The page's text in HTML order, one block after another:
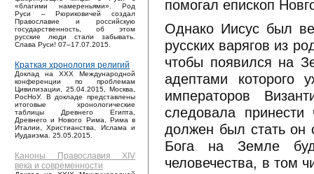
«благими намереньями». Род
Руси – Рюриковичей создал
Православие и российскую
государственность, об этом
русские люди стали забывать.
Слава Руси! 07–17.07.2015.
Краткая хронология религий
Доклад на XXX Международной
конференции по проблемам
Цивилизации, 25.04.2015, Москва,
РосНоУ. В докладе представлены
итоговые хронологические
таблицы Древнего Египта,
Древнего и Нового Рима, Рима в
Италии, Христианства, Ислама и
Иудаизма. 25.05.2015.
Каноны Православия XIV
века и современности
помогал епископ
Однако Иисус был
русских варягов из
чтобы появился на
адептами которого
императоров
следовала
должен был стать он
Бога на Земле
человечества, в том